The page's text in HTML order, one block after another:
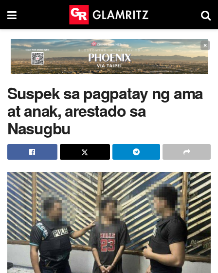
×
Suspek sa pagpatay ng ama
at anak, arestado sa
Nasugbu